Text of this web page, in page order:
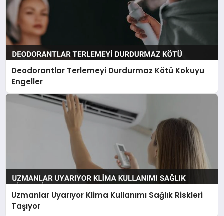
Deodorantlar Terlemeyi Durdurmaz Kötü Kokuyu
Engeller
Uzmanlar Uyarıyor Klima Kullanımı Sağlık Riskleri
Taşıyor